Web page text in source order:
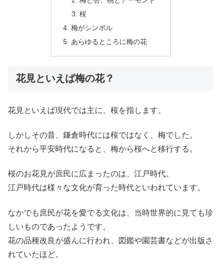
桜
梅がシンボル
あらゆるところに梅の花
花見といえば梅の花？
花見といえば現代では主に、桜を指します。
しかしその昔、鎌倉時代には桜ではなく、梅でした。
それから平安時代になると、梅から桜へと移行する。
桜のお花見が庶民に広まったのは、江戸時代。
江戸時代は様々な文化が育った時代といわれています。
なかでも庶民が花を愛でる文化は、当時世界的に見ても珍
しいものであったようです。
花の品種改良が盛んに行われ、図鑑や園芸書などが出版さ
れていたほど。